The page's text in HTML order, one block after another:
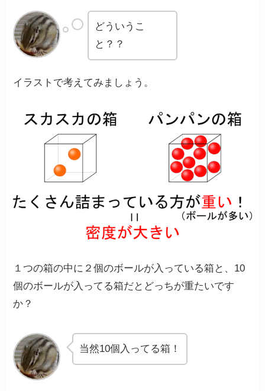
どういうこ
と？？
イラストで考えてみましょう。
１つの箱の中に２個のボールが入っている箱と、10
個のボールが入ってる箱だとどっちが重たいです
か？
当然10個入ってる箱！